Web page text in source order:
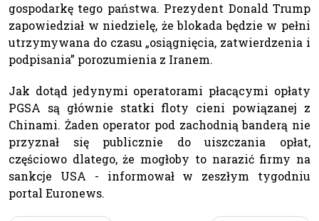
gospodarkę tego państwa. Prezydent Donald Trump
zapowiedział w niedzielę, że blokada będzie w pełni
utrzymywana do czasu „osiągnięcia, zatwierdzenia i
podpisania” porozumienia z Iranem.
Jak dotąd jedynymi operatorami płacącymi opłaty
PGSA są głównie statki floty cieni powiązanej z
Chinami. Żaden operator pod zachodnią banderą nie
przyznał się publicznie do uiszczania opłat,
częściowo dlatego, że mogłoby to narazić firmy na
sankcje USA - informował w zeszłym tygodniu
portal Euronews.